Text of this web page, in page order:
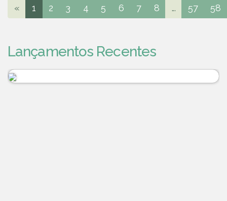
« 1 2 3 4 5 6 7 8 ... 57 58
Lançamentos Recentes